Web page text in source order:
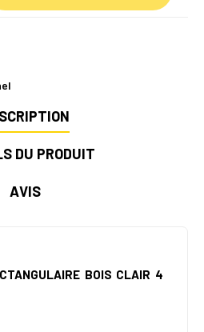
DU PRODUIT
AVIS
BOIS CLAIR 4